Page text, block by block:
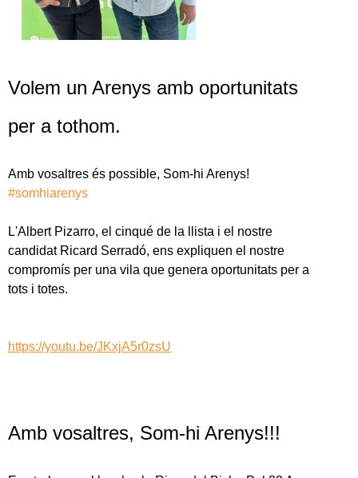
Volem un Arenys amb oportunitats
per a tothom.
Amb vosaltres és possible, Som-hi Arenys!
#somhiarenys
L'Albert Pizarro, el cinqué de la llista i el nostre
candidat Ricard Serradó, ens expliquen el nostre
compromís per una vila que genera oportunitats per a
tots i totes.
https://youtu.be/JKxjA5r0zsU
Amb vosaltres, Som-hi Arenys!!!